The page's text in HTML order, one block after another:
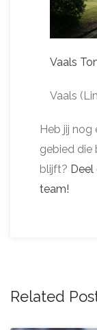
Vaals
Vaals
Heb jij
gebied die
blijft?
team!
Related